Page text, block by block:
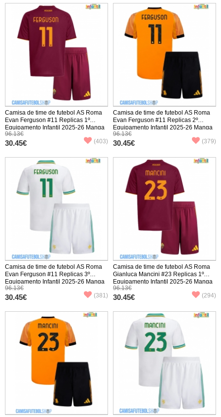
Camisa de time de futebol AS Roma
Evan Ferguson #11 Replicas 1º
Equipamento Infantil 2025-26 Manga
Curta (+ Calças curtas)
96.13€
30.45€ (403)
Camisa de time de futebol AS Roma
Evan Ferguson #11 Replicas 2º
Equipamento Infantil 2025-26 Manga
Curta (+ Calças curtas)
96.13€
30.45€ (379)
Camisa de time de futebol AS Roma
Evan Ferguson #11 Replicas 3º
Equipamento Infantil 2025-26 Manga
Curta (+ Calças curtas)
96.13€
30.45€ (381)
Camisa de time de futebol AS Roma
Gianluca Mancini #23 Replicas 1º
Equipamento Infantil 2025-26 Manga
Curta (+ Calças curtas)
96.13€
30.45€ (294)